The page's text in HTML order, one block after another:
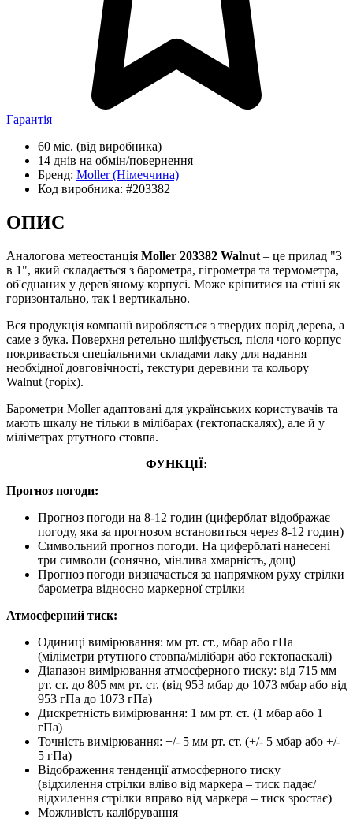
Гарантія
60 міс. (від виробника)
14 днів на обмін/повернення
Бренд: Moller(Німеччина)
Код виробника: #203382
ОПИС
Аналогова метеостанція Moller 203382 Walnut – це прилад "3
в 1", який складається з барометра, гігрометра та термометра,
об'єднаних у дерев'яному корпусі. Може кріпитися на стіні як
горизонтально, так і вертикально.
Вся продукція компанії виробляється з твердих порід дерева, а
саме з бука. Поверхня ретельно шліфується, після чого корпус
покривається спеціальними складами лаку для надання
необхідної довговічності, текстури деревини та кольору
Walnut (горіх).
Барометри Moller адаптовані для українських користувачів та
мають шкалу не тільки в мілібарах (гектопаскалях), але й у
міліметрах ртутного стовпа.
ФУНКЦІЇ:
Прогноз погоди:
Прогноз погоди на 8-12 годин (циферблат відображає
погоду, яка за прогнозом встановиться через 8-12 годин)
Символьний прогноз погоди. На циферблаті нанесені
три символи (сонячно, мінлива хмарність, дощ)
Прогноз погоди визначається за напрямком руху стрілки
барометра відносно маркерної стрілки
Атмосферний тиск:
Одиниці вимірювання: мм рт. ст., мбар або гПа
(міліметри ртутного стовпа/мілібари або гектопаскалі)
Діапазон вимірювання атмосферного тиску: від 715 мм
рт. ст. до 805 мм рт. ст. (від 953 мбар до 1073 мбар або від
953 гПа до 1073 гПа)
Дискретність вимірювання: 1 мм рт. ст. (1 мбар або 1
гПа)
Точність вимірювання: +/- 5 мм рт. ст. (+/- 5 мбар або +/-
5 гПа)
Відображення тенденції атмосферного тиску
(відхилення стрілки вліво від маркера – тиск падає/
відхилення стрілки вправо від маркера – тиск зростає)
Можливість калібрування